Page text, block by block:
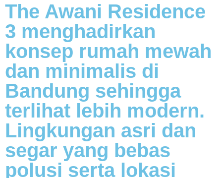
The Awani Residence
3 menghadirkan
konsep rumah mewah
dan minimalis di
Bandung sehingga
terlihat lebih modern.
Lingkungan asri dan
segar yang bebas
polusi serta lokasi